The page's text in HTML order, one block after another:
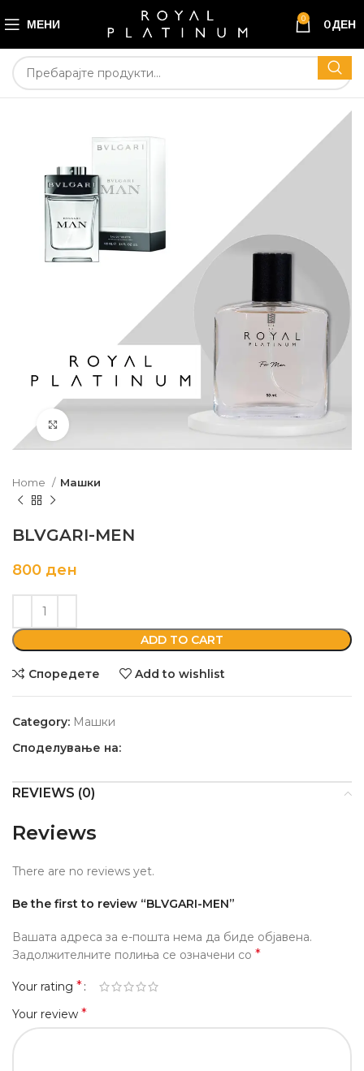
МЕНИ 0 0ДЕН
Home Машки
BLVGARI-MEN
800 ден
ADD TO CART
Споредете Add to wishlist
Category: Машки
Споделување на:
REVIEWS (0)
Reviews
There are no reviews yet.
Be the first to review “BLVGARI-MEN”
Вашата адреса за е-пошта нема да биде објавена.
Задолжителните полиња се означени со *
Your rating *
Your review *